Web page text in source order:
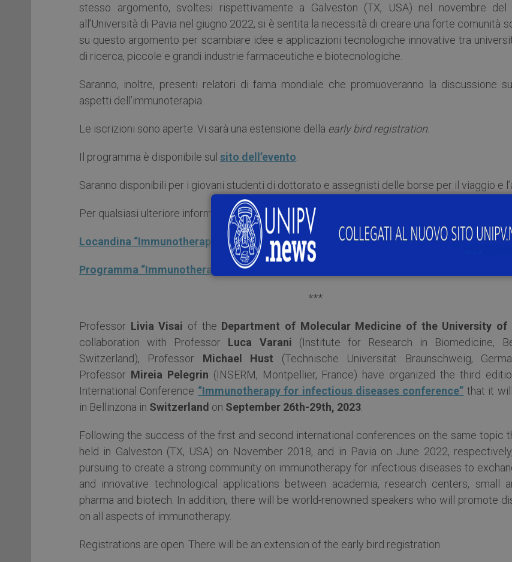
stesso argomento, svoltesi rispettivamente a Galveston (TX, USA) nel novembre
all’Università di Pavia nel giugno 2022, si è sentita la necessità di creare una forte comunità
su questo argomento per scambiare idee e applicazioni tecnologiche innovative tra
di ricerca, piccole e grandi industrie farmaceutiche e biotecnologiche.
Saranno, inoltre, presenti relatori di fama mondiale che promuoveranno la discussione
aspetti dell’immunoterapia.
Le iscrizioni sono aperte. Vi sarà una estensione della early bird registration
Il programma è disponibile sul sito dell’evento
Saranno disponibili per i giovani studenti di dottorato e assegnisti delle borse per il viaggio e
Per qualsiasi ulteriore informazione contattare l’indirizzo email:
Locandina “Immunotherapy for infectious diseases conference” 2023
Programma “Immunotherapy for infectious diseases conference” 2023
***
Professor Livia Visai of the Department of Molecular Medicine of the University of
collaboration with Professor Luca Varani (Institute for Research in Biomedicine,
Switzerland), Professor Michael Hust (Technische Universität Braunschweig,
Professor Mireia Pelegrin (INSERM, Montpellier, France) have organized the third
International Conference “Immunotherapy for infectious diseases conference” that it
in Bellinzona in Switzerland on September 26th-29th, 2023
Following the success of the first and second international conferences on the same topic
held in Galveston (TX, USA) on November 2018, and in Pavia on June 2022,
pursuing to create a strong community on immunotherapy for infectious diseases to
and innovative technological applications between academia, research centers, small
pharma and biotech. In addition, there will be world-renowned speakers who will promote
on all aspects of immunotherapy.
Registrations are open. There will be an extension of the early bird registration.